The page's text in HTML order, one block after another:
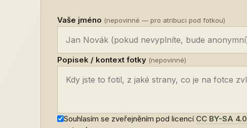
Vaše jméno (nepovinné — pro atribuci pod fotkou)
Popisek / kontext fotky (nepovinné)
Souhlasím se zveřejněním pod licencí CC BY-SA 4.0